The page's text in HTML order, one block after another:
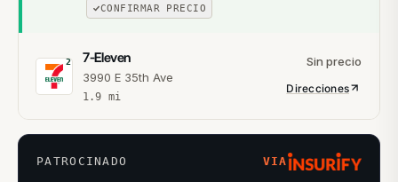
CONFIRMAR PRECIO
2 7-Eleven
3990 E 35th Ave
1.9 mi
Sin precio
Direcciones
PATROCINADO VIA